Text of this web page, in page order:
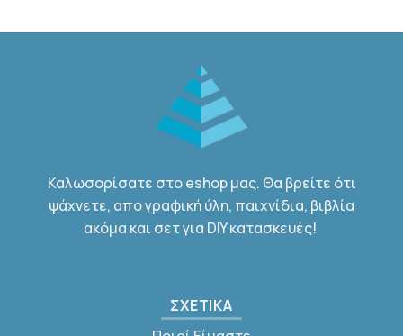
Καλωσορίσατε στο eshop μας. Θα βρείτε ότι
ψάχνετε, απο γραφική ύλη, παιχνίδια, βιβλία
ακόμα και σετ για DIY κατασκευές!
ΣΧΕΤΙΚΑ